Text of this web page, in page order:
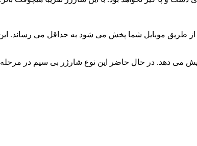
طریق موبایل شما پخش می شود به حداقل می رساند.
این تکنولوژیِ زمان عمر باتری ها را تا ۳۰ درصد افزایش می دهد. در حال